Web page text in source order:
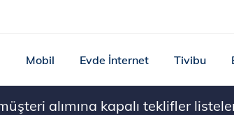
Mobil Evde İnternet Tivibu
alımına kapalı teklifler